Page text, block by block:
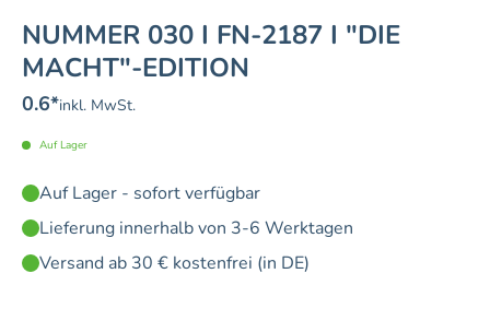
NUMMER 030 I FN-2187 I "DIE
MACHT"-EDITION
0.6*inkl. MwSt.
Auf Lager
Auf Lager - sofort verfügbar
Lieferung innerhalb von 3-6 Werktagen
Versand ab 30 € kostenfrei (in DE)